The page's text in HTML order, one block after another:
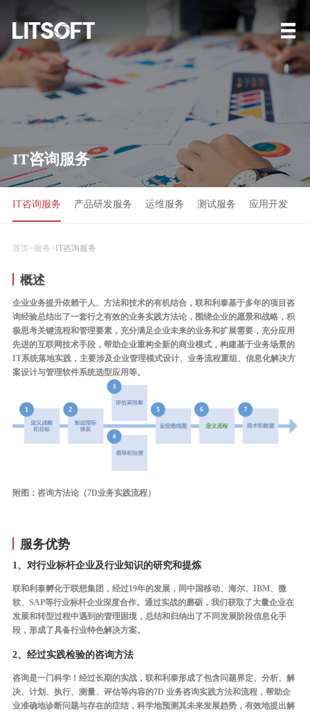
IT咨询服务
IT咨询服务 产品研发服务 运维服务 测试服务 应用开发
首页>服务>IT咨询服务
概述
企业业务提升依赖于人、方法和技术的有机结合，联和利泰基于多年的项目咨
询经验总结出了一套行之有效的业务实践方法论，围绕企业的愿景和战略，积
极思考关键流程和管理要素，充分满足企业未来的业务和扩展需要，充分应用
先进的互联网技术手段，帮助企业重构全新的商业模式，构建基于业务场景的
IT系统落地实践，主要涉及企业管理模式设计、业务流程重组、信息化解决方
案设计与管理软件系统选型应用等。
附图：咨询方法论（7D业务实践流程）
服务优势
1、对行业标杆企业及行业知识的研究和提炼
联和利泰孵化于联想集团，经过19年的发展，同中国移动、海尔、IBM、微
软、SAP等行业标杆企业深度合作。通过实战的磨砺，我们获取了大量企业在
发展和转型过程中遇到的管理困境，总结和归纳出了不同发展阶段信息化手
段，形成了具备行业特色解决方案。
2、经过实践检验的咨询方法
咨询是一门科学！经过长期的实战，联和利泰形成了包含问题界定、分析、解
决、计划、执行、测量、评估等内容的7D 业务咨询实践方法和流程，帮助企
业准确地诊断问题与存在的症结，科学地预测其未来发展趋势，有效地提出解